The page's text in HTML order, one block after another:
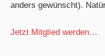
anders gewünscht).
Jetzt Mitglied werden…